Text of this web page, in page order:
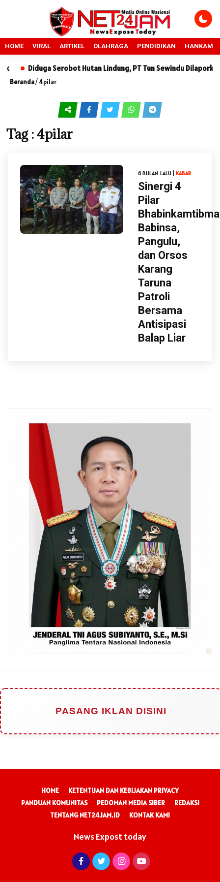
HOME VIRAL ARTIKEL OLAHRAGA PENDIDIKAN HANKAM
Diduga Serobot Hutan Lindung, PT Tun Sewindu Dilaporkan
Beranda/4pilar
Tag : 4pilar
6 BULAN LALU | KABAR
Sinergi 4
Pilar
Babinsa,
Pangulu,
dan Orsos
Karang
Taruna
Patroli
Bersama
Antisipasi
Balap Liar
PASANG IKLAN DISINI
HOME
KETENTUAN DAN KEBIJAKAN PRIVACY
PANDUAN KOMUNITAS
PEDOMAN MEDIA SIBER
REDAKSI
TENTANG NET24JAM.ID
KONTAK KAMI
News Expost today